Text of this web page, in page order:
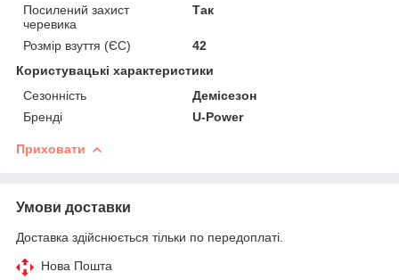
Посилений захист
черевика
Так
Розмір взуття (ЄС)
42
Користувацькі характеристики
Сезонність
Демісезон
Бренді
U-Power
Приховати
Умови доставки
Доставка здійснюється тільки по передоплаті.
Нова Пошта